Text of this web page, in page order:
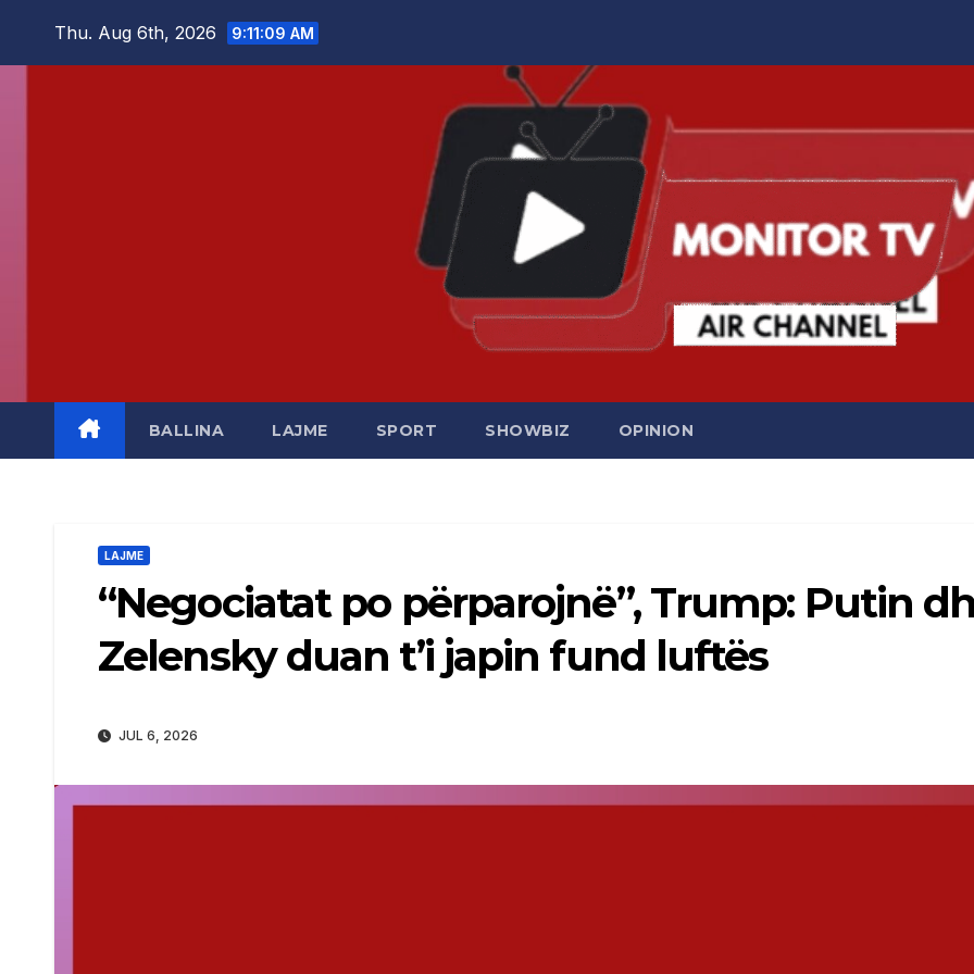
Thu. Aug 6th, 2026 9:11:09 AM
BALLINA LAJME SPORT SHOWBIZ OPINION
LAJME
“Negociatat po përparojnë”, Trump: Putin
Zelensky duan t’i japin fund luftës
JUL 6, 2026